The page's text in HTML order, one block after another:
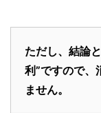
ただし、結論
利”ですので、
ません。